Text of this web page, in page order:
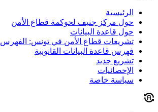
الرئيسية
حول مركز جنيف لحوكمة قطاع الأمن
حول قاعدة البيانات
تشريعات قطاع الأمن في تونس: الفهرس 1956-2011
فهرس قاعدة البيانات القانونية
تشريع جديد
الإحصائيات
سياسة خاصة